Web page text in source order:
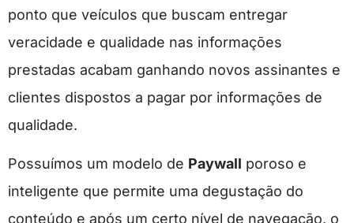
ponto que veículos que buscam entregar
veracidade e qualidade nas informações
prestadas acabam ganhando novos assinantes e
clientes dispostos a pagar por informações de
qualidade.
Possuímos um modelo de Paywall poroso e
inteligente que permite uma degustação do
conteúdo e após um certo nível de navegação, o